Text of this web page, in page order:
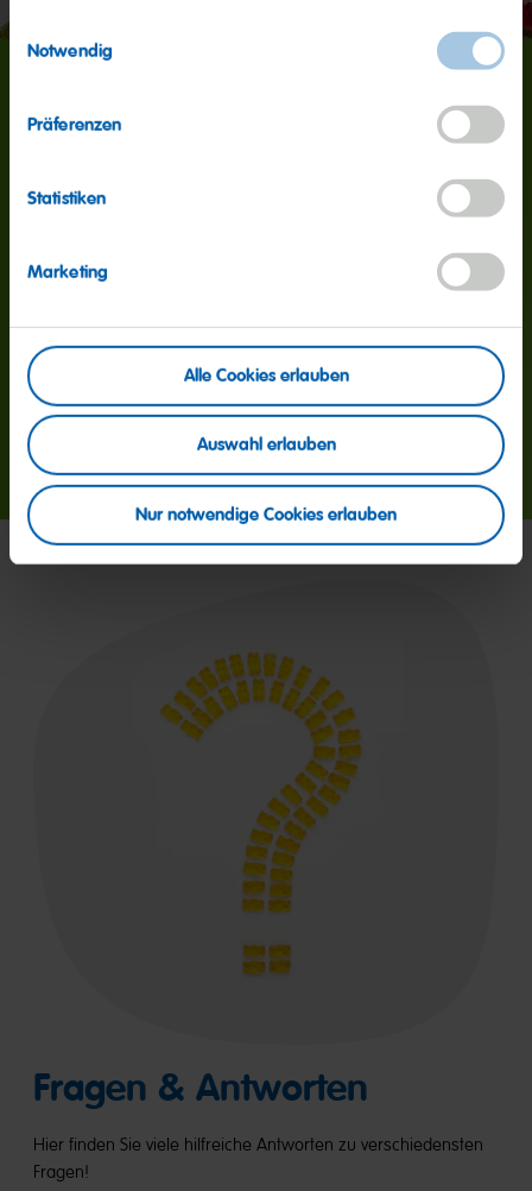
Einwilligungsauswahl
Notwendig
Präferenzen
Statistiken
Marketing
Alle Cookies erlauben
Auswahl erlauben
Nur notwendige Cookies erlauben
160
Millionen
So viele Goldbären produzieren wir täglich weltweit.
Original-Rezepte und strenge Kontrollen: Es zählt vor
About us - Quality
Fragen & Antworten
Hier finden Sie viele hilf­reiche Ant­worten zu ver­schieden­sten
Fragen!